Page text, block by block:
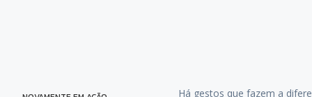
Há gestos que fazem a